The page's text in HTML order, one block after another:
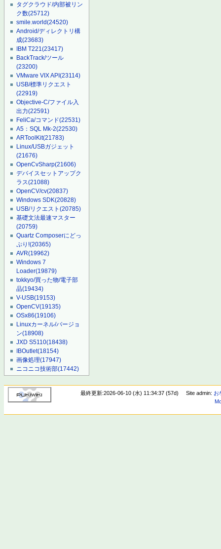
タグクラウド/内部被リン
ク数(25712)
smile.world(24520)
Android/ディレクトリ構
成(23683)
IBM T221(23417)
BackTrack/ツール
(23200)
VMware VIX API(23114)
USB/標準リクエスト
(22919)
Objective-C/ファイル入
出力(22591)
FeliCa/コマンド(22531)
A5：SQL Mk-2(22530)
ARToolKit(21783)
Linux/USBガジェット
(21676)
OpenCvSharp(21606)
デバイスセットアップク
ラス(21088)
OpenCV/cv(20837)
Windows SDK(20828)
USB/リクエスト(20785)
基礎文法最速マスター
(20759)
Quartz Composerにどっ
ぷり!(20365)
AVR(19962)
Windows 7
Loader(19879)
tokkyo/買った物/電子部
品(19434)
V-USB(19153)
OpenCV(19135)
OSx86(19106)
Linuxカーネル/バージョ
ン(18908)
JXD S5110(18438)
IBOutlet(18154)
画像処理(17947)
ニコニコ技術部(17442)
最終更新:2026-06-10 (水) 11:34:37 (57d) Site admin: お